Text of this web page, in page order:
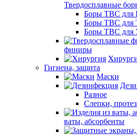
Твердосплавные
Боры ТВС для
Боры ТВС для
Боры ТВС для
финиры
Гигиена, защита
Маски
Разное
Слепки,
ваты, абсорбенты